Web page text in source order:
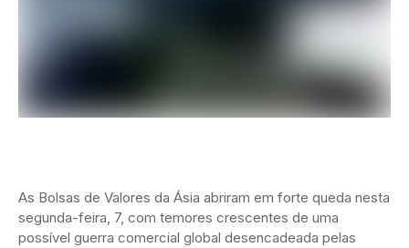
As Bolsas de Valores da Ásia abriram em forte queda nesta
segunda-feira, 7, com temores crescentes de uma
possível guerra comercial global desencadeada pelas